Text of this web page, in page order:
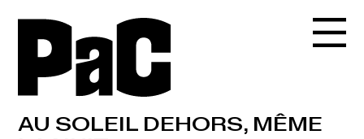
AU SOLEIL DEHORS, MÊME